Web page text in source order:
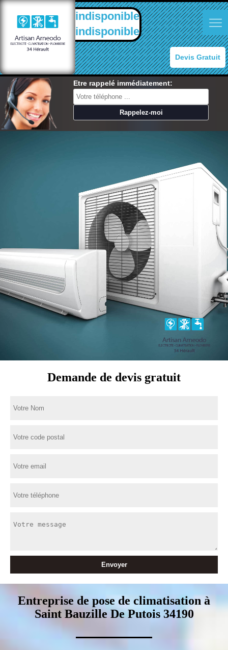
indisponible
indisponible
Devis Gratuit
Etre rappelé immédiatement:
Demande de devis gratuit
Entreprise de pose de climatisation à
Saint Bauzille De Putois 34190